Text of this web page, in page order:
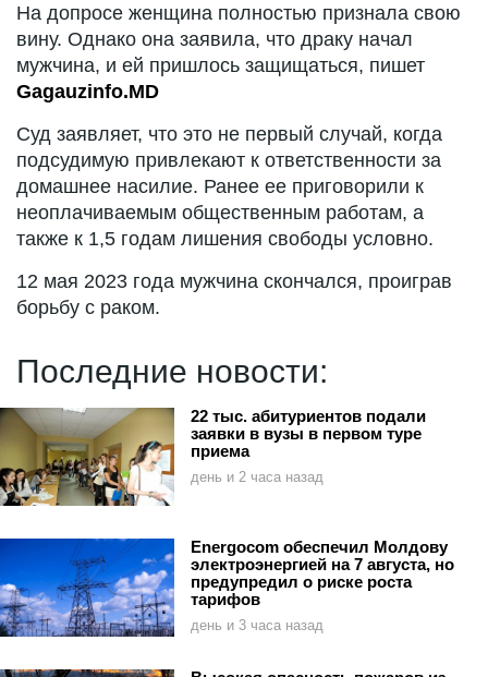
На допросе женщина полностью признала свою
вину. Однако она заявила, что драку начал
мужчина, и ей пришлось защищаться, пишет ​
Gagauzinfo.MD
Суд заявляет, что это не первый случай, когда
подсудимую привлекают к ответственности за
домашнее насилие. Ранее ее приговорили к
неоплачиваемым общественным работам, а
также к 1,5 годам лишения свободы условно.
12 мая 2023 года мужчина скончался, проиграв
борьбу с раком.
Последние новости:
22 тыс. абитуриентов подали
заявки в вузы в первом туре
приема
день и 2 часа назад
Energocom обеспечил Молдову
электроэнергией на 7 августа, но
предупредил о риске роста
тарифов
день и 3 часа назад